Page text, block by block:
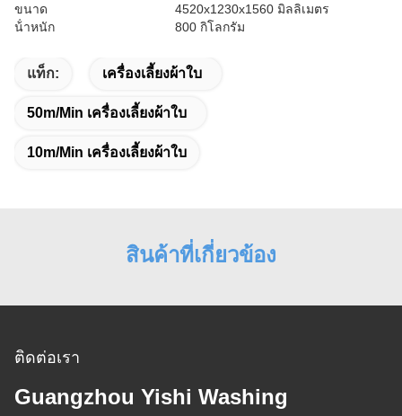
ขนาด
4520x1230x1560 มิลลิเมตร
น้ําหนัก
800 กิโลกรัม
แท็ก: เครื่องเลี้ยงผ้าใบ
50m/Min เครื่องเลี้ยงผ้าใบ
10m/Min เครื่องเลี้ยงผ้าใบ
สินค้าที่เกี่ยวข้อง
ติดต่อเรา
Guangzhou Yishi Washing